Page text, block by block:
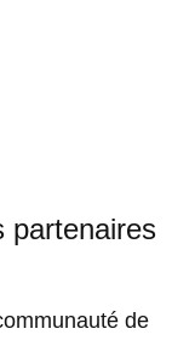
partenaires
de